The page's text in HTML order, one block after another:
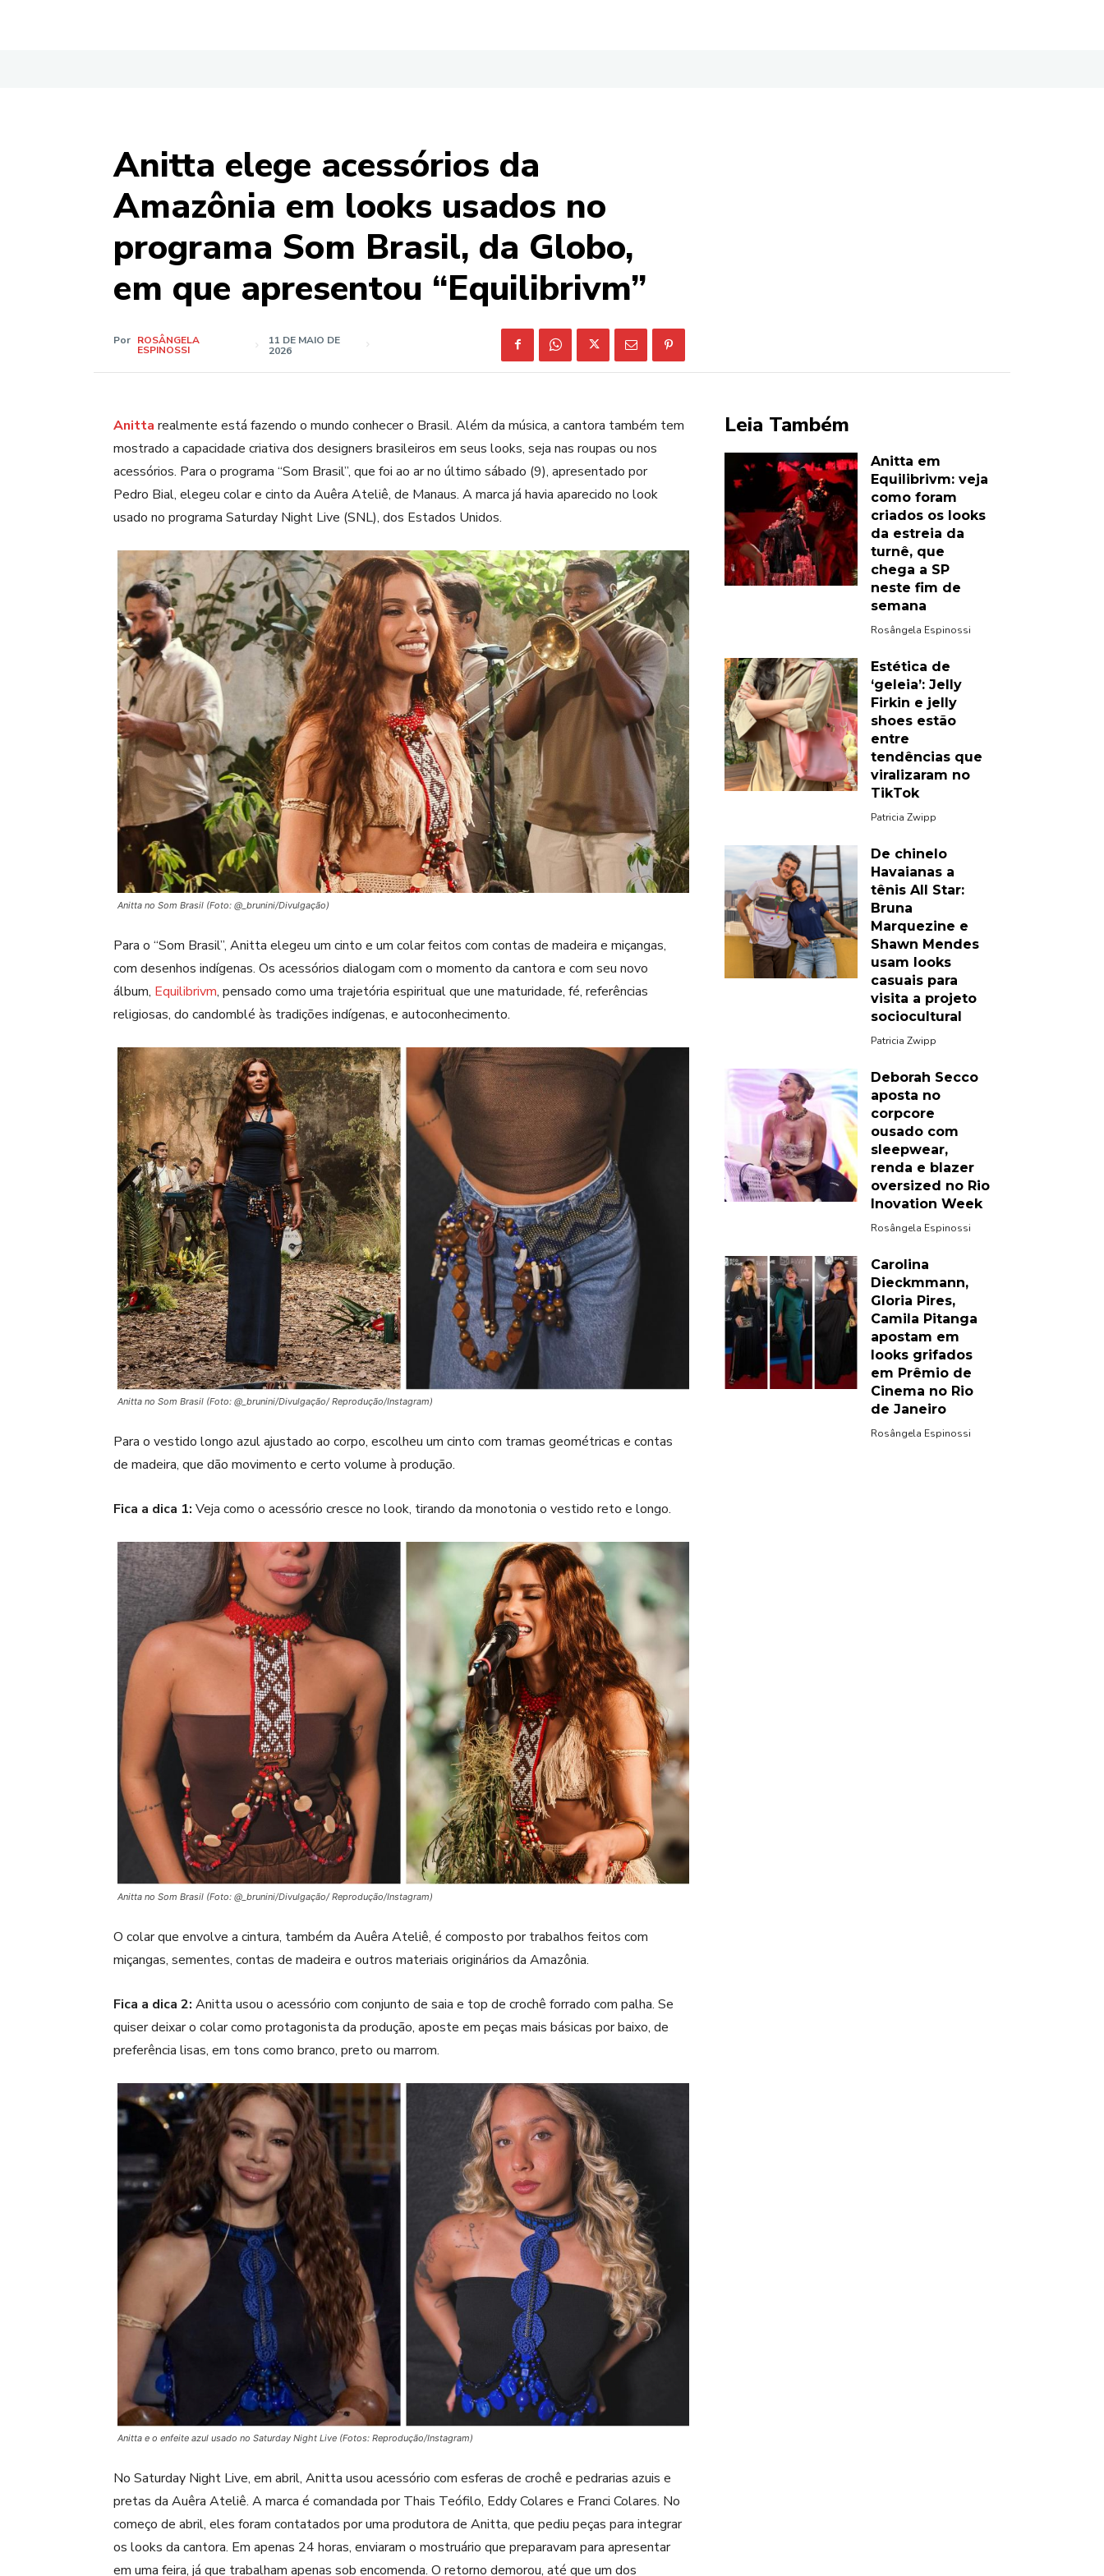
Anitta elege acessórios da
Amazônia em looks usados no
programa Som Brasil, da Globo,
em que apresentou “Equilibrivm”
Por ROSÂNGELA
ESPINOSSI
11 DE MAIO DE
2026
Anitta realmente está fazendo o mundo conhecer o Brasil. Além da música, a cantora também tem
mostrado a capacidade criativa dos designers brasileiros em seus looks, seja nas roupas ou nos
acessórios. Para o programa “Som Brasil”, que foi ao ar no último sábado (9), apresentado por
Pedro Bial, elegeu colar e cinto da Auêra Ateliê, de Manaus. A marca já havia aparecido no look
usado no programa Saturday Night Live (SNL), dos Estados Unidos.
Anitta no Som Brasil (Foto: @_brunini/Divulgação)
Para o “Som Brasil”, Anitta elegeu um cinto e um colar feitos com contas de madeira e miçangas,
com desenhos indígenas. Os acessórios dialogam com o momento da cantora e com seu novo
álbum, Equilibrivm, pensado como uma trajetória espiritual que une maturidade, fé, referências
religiosas, do candomblé às tradições indígenas, e autoconhecimento.
Anitta no Som Brasil (Foto: @_brunini/Divulgação/ Reprodução/Instagram)
Para o vestido longo azul ajustado ao corpo, escolheu um cinto com tramas geométricas e contas
de madeira, que dão movimento e certo volume à produção.
Fica a dica 1: Veja como o acessório cresce no look, tirando da monotonia o vestido reto e longo.
Anitta no Som Brasil (Foto: @_brunini/Divulgação/ Reprodução/Instagram)
O colar que envolve a cintura, também da Auêra Ateliê, é composto por trabalhos feitos com
miçangas, sementes, contas de madeira e outros materiais originários da Amazônia.
Fica a dica 2: Anitta usou o acessório com conjunto de saia e top de crochê forrado com palha. Se
quiser deixar o colar como protagonista da produção, aposte em peças mais básicas por baixo, de
preferência lisas, em tons como branco, preto ou marrom.
Anitta e o enfeite azul usado no Saturday Night Live (Fotos: Reprodução/Instagram)
No Saturday Night Live, em abril, Anitta usou acessório com esferas de crochê e pedrarias azuis e
pretas da Auêra Ateliê. A marca é comandada porThais Teófilo, Eddy Colares e Franci Colares. No
começo de abril, eles foram contatados por uma produtora de Anitta, que pediu peças para integrar
os looks da cantora. Em apenas 24 horas, enviaram o mostruário que preparavam para apresentar
em uma feira, já que trabalham apenas sob encomenda. O retorno demorou, até que um dos
Leia Também
Anitta em
Equilibrivm: veja
como foram
criados os looks
da estreia da
turnê, que
chega a SP
neste fim de
semana
Rosângela Espinossi
Estética de
‘geleia’: Jelly
Firkin e jelly
shoes estão
entre
tendências que
viralizaram no
TikTok
Patricia Zwipp
De chinelo
Havaianas a
tênis All Star:
Bruna
Marquezine e
Shawn Mendes
usam looks
casuais para
visita a projeto
sociocultural
Patricia Zwipp
Deborah Secco
aposta no
corpcore
ousado com
sleepwear,
renda e blazer
oversized no Rio
Inovation Week
Rosângela Espinossi
Carolina
Dieckmmann,
Gloria Pires,
Camila Pitanga
apostam em
looks grifados
em Prêmio de
Cinema no Rio
de Janeiro
Rosângela Espinossi